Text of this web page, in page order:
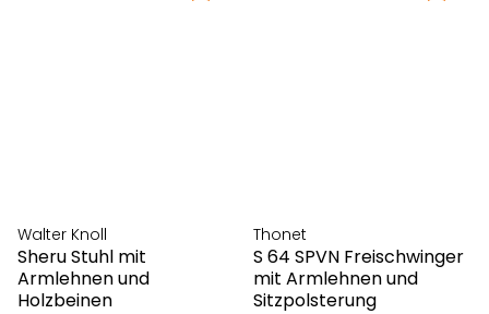
Walter Knoll
Sheru Stuhl mit
Armlehnen und
Holzbeinen
Thonet
S 64 SPVN Freischwinger
mit Armlehnen und
Sitzpolsterung